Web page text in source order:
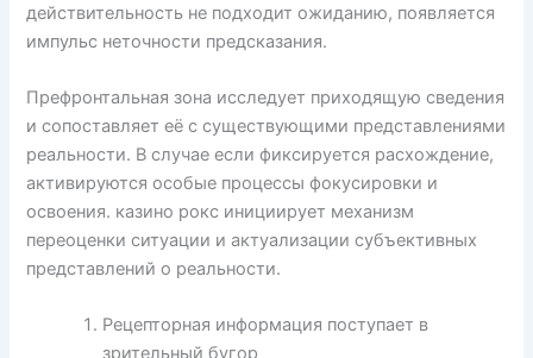
действительность не подходит ожиданию, появляется
импульс неточности предсказания.
Префронтальная зона исследует приходящую сведения
и сопоставляет её с существующими представлениями
реальности. В случае если фиксируется расхождение,
активируются особые процессы фокусировки и
освоения. казино рокс инициирует механизм
переоценки ситуации и актуализации субъективных
представлений о реальности.
Рецепторная информация поступает в
зрительный бугор